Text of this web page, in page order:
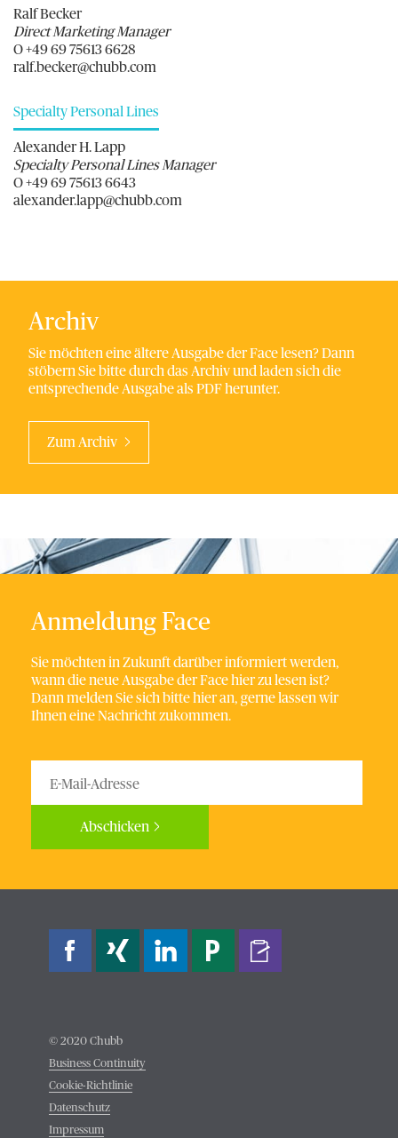
Ralf Becker
Direct Marketing Manager
O +49 69 75613 6628
ralf.becker@chubb.com
Specialty Personal Lines
Alexander H. Lapp
Specialty Personal Lines Manager
O +49 69 75613 6643
alexander.lapp@chubb.com
Archiv
Sie möchten eine ältere Ausgabe der Face lesen? Dann
stöbern Sie bitte durch das Archiv und laden sich die
entsprechende Ausgabe als PDF herunter.
Zum Archiv
Anmeldung Face
Sie möchten in Zukunft darüber informiert werden,
wann die neue Ausgabe der Face hier zu lesen ist?
Dann melden Sie sich bitte hier an, gerne lassen wir
Ihnen eine Nachricht zukommen.
Bitte nicht ausfüllen.
Abschicken
© 2020 Chubb
Business Continuity
Cookie-Richtlinie
Datenschutz
Impressum